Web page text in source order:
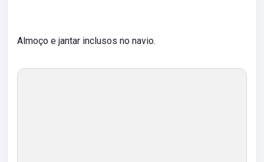
Almoço e jantar inclusos no navio.